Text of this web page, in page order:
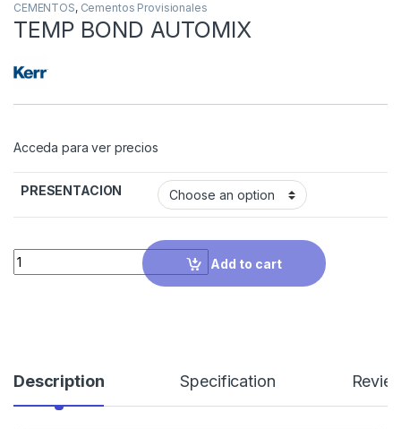
CEMENTOS, Cementos Provisionales
TEMP BOND AUTOMIX
Acceda para ver precios
PRESENTACION
Quantity
Add to cart
Description Specification